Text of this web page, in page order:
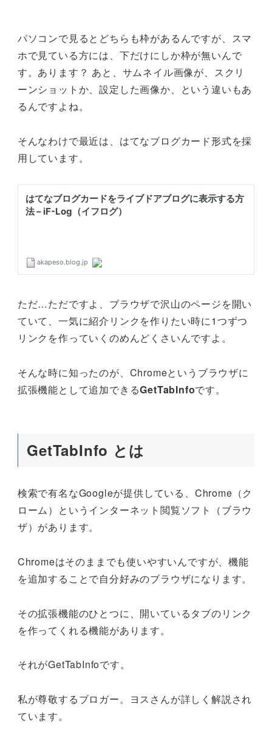
パソコンで見るとどちらも枠があるんですが、スマ
ホで見ている方には、下だけにしか枠が無いんで
す。あります？ あと、サムネイル画像が、スクリ
ーンショットか、設定した画像か、という違いもあ
るんですよね。
そんなわけで最近は、はてなブログカード形式を採
用しています。
ただ…ただですよ、ブラウザで沢山のページを開い
ていて、一気に紹介リンクを作りたい時に1つずつ
リンクを作っていくのめんどくさいんですよ。
そんな時に知ったのが、Chromeというブラウザに
拡張機能として追加できるGetTabInfoです。
GetTabInfo とは
検索で有名なGoogleが提供している、Chrome（ク
ローム）というインターネット閲覧ソフト（ブラウ
ザ）があります。
Chromeはそのままでも使いやすいんですが、機能
を追加することで自分好みのブラウザになります。
その拡張機能のひとつに、開いているタブのリンク
を作ってくれる機能があります。
それがGetTabInfoです。
私が尊敬するブロガー。ヨスさんが詳しく解説され
ています。